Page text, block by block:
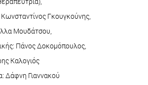
Γκουγκούνης,
Μουδάτσου,
Πάνος Δοκομόπουλος,
Καλογιός
Δάφνη Γιαννακού